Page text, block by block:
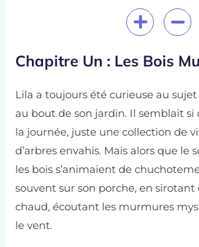
Chapitre Un : Les Bois
Lila a toujours été curieuse au
au bout de son jardin. Il semblait
la journée, juste une collection de
d’arbres envahis. Mais alors que le
les bois s’animaient de
souvent sur son porche, en
chaud, écoutant les murmures
le vent.